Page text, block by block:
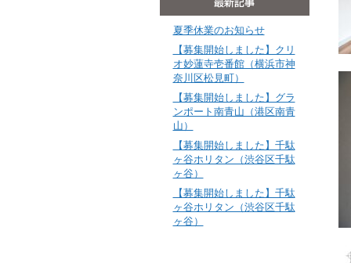
夏季休業のお知らせ
【募集開始しました】クリ
オ妙蓮寺壱番館（横浜市神
奈川区松見町）
【募集開始しました】グラ
ンポート南青山（港区南青
山）
【募集開始しました】千駄
ヶ谷ホリタン（渋谷区千駄
ヶ谷）
【募集開始しました】千駄
ヶ谷ホリタン（渋谷区千駄
ヶ谷）